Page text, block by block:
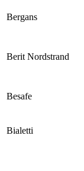
Bergans
Berit Nordstrand
Besafe
Bialetti